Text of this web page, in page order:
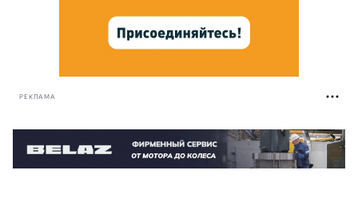
РЕКЛАМА